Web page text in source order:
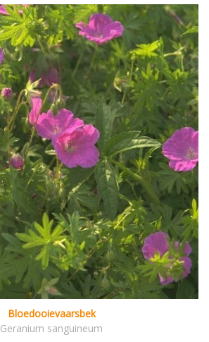
Bloedooievaarsbek
Geranium sanguineum